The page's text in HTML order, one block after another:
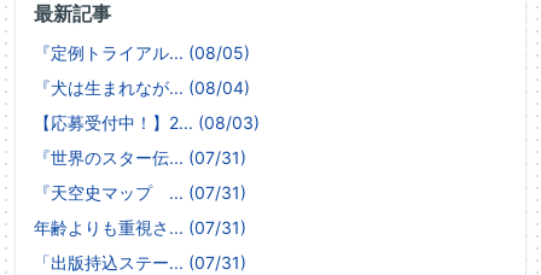
最新記事
『定例トライアル... (08/05)
『犬は生まれなが... (08/04)
【応募受付中！】2... (08/03)
『世界のスター伝... (07/31)
『天空史マップ ... (07/31)
年齢よりも重視さ... (07/31)
「出版持込ステー... (07/31)